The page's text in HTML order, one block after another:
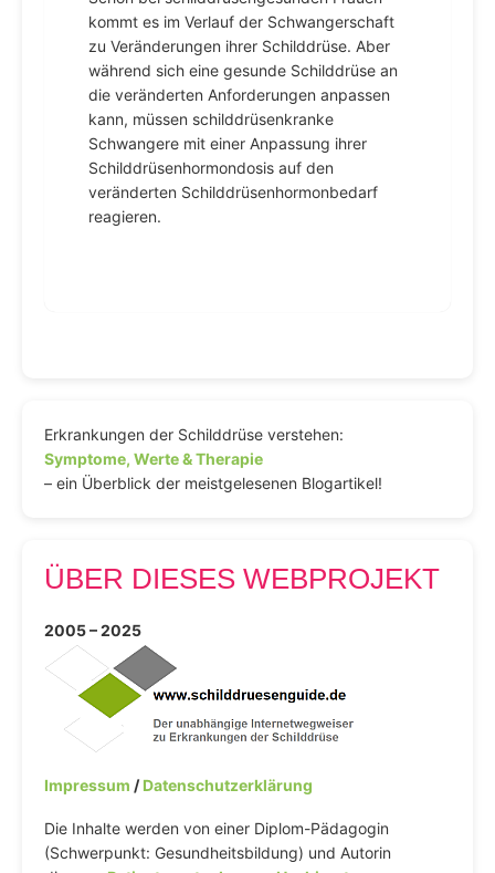
kommt es im Verlauf der Schwangerschaft
zu Veränderungen ihrer Schilddrüse. Aber
während sich eine gesunde Schilddrüse an
die veränderten Anforderungen anpassen
kann, müssen schilddrüsenkranke
Schwangere mit einer Anpassung ihrer
Schilddrüsenhormondosis auf den
veränderten Schilddrüsenhormonbedarf
reagieren.
Erkrankungen der Schilddrüse verstehen:
Symptome, Werte & Therapie
– ein Überblick der meistgelesenen Blogartikel!
ÜBER DIESES WEBPROJEKT
2005 – 2025
Impressum /Datenschutzerklärung
Die Inhalte werden von einer Diplom-Pädagogin
(Schwerpunkt: Gesundheitsbildung) und Autorin